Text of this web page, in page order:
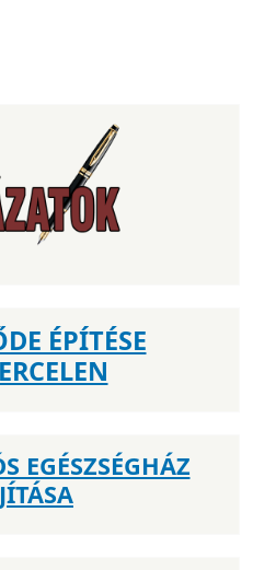
ÉPÍTÉSE
EGÉSZSÉGHÁZ